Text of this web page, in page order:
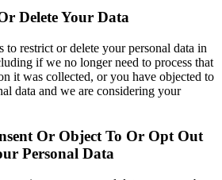
Delete Your Data
to restrict or delete your personal data in
if we no longer need to process that
it was collected, or you have objected to
data and we are considering your
Or Object To Or Opt Out
Personal Data